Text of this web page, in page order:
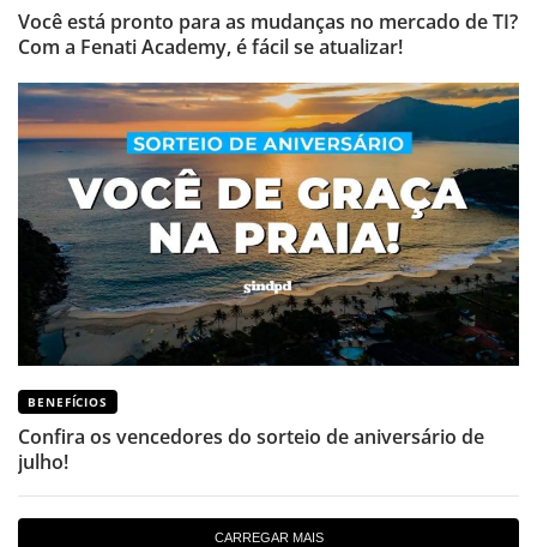
Você está pronto para as mudanças no mercado de TI?
Com a Fenati Academy, é fácil se atualizar!
BENEFÍCIOS
Confira os vencedores do sorteio de aniversário de
julho!
CARREGAR MAIS